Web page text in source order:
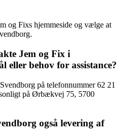
og Fixs hjemmeside og vælge at
Jem og Fix i
eller behov for assistance?
på telefonnummer 62 21
på Ørbækvej 75, 5700
også levering af